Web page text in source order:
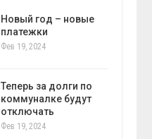
Новый год – новые
платежки
Фев 19, 2024
Теперь за долги по
коммуналке будут
отключать
Фев 19, 2024